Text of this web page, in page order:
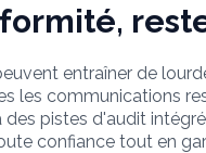
entraîner de
les communications
des pistes d'audit
confiance tout en